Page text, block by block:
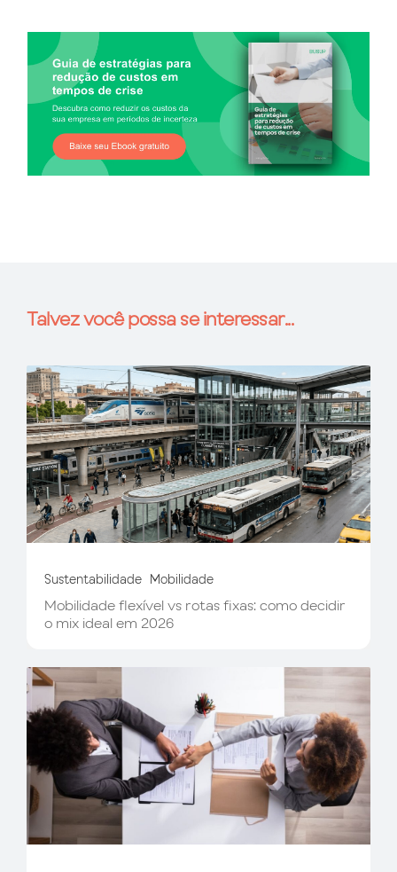
Talvez você possa se interessar...
Sustentabilidade Mobilidade
Mobilidade flexível vs rotas fixas: como decidir
o mix ideal em 2026